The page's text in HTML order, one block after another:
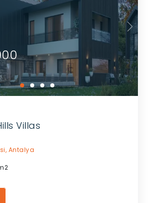
Villas
Antalya